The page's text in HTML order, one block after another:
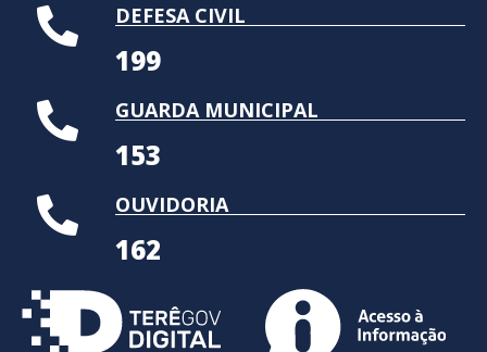
DEFESA CIVIL
199
GUARDA MUNICIPAL
153
OUVIDORIA
162